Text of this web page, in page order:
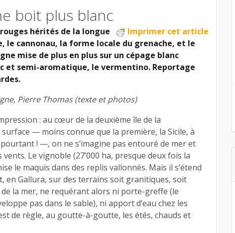
boit plus blanc
Imprimer cet article
hérités de la longue
le cannonau, la forme locale du grenache, et le
mise de plus en plus sur un cépage blanc
et semi-aromatique, le vermentino. Reportage
Pierre Thomas (texte et photos)
: au cœur de la deuxième île de la
— moins connue que la première, la Sicile, à
! —, on ne s’imagine pas entouré de mer et
Le vignoble (27’000 ha, presque deux fois la
le maquis dans des replis vallonnés. Mais il s’étend
en Gallura, sur des terrains soit granitiques, soit
la mer, ne requérant alors ni porte-greffe (le
pas dans le sable), ni apport d’eau chez les
de règle, au goutte-à-goutte, les étés, chauds et